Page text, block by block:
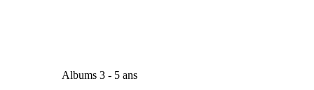
Albums 3 - 5 ans